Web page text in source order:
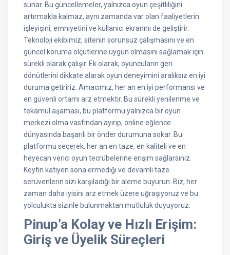
sunar. Bu güncellemeler, yalnızca oyun çeşitliliğini
artırmakla kalmaz, aynı zamanda var olan faaliyetlerin
işleyişini, emniyetini ve kullanıcı ekranını de geliştirir.
Teknoloji ekibimiz, sitenin sorunsuz çalışmasını ve en
güncel koruma ölçütlerine uygun olmasını sağlamak için
sürekli olarak çalışır. Ek olarak, oyuncuların geri
dönütlerini dikkate alarak oyun deneyimini aralıksız en iyi
duruma getiririz. Amacımız, her an en iyi performansı ve
en güvenli ortamı arz etmektir. Bu sürekli yenilenme ve
tekamül aşaması, bu platformu yalnızca bir oyun
merkezi olma vasfından ayırıp, online eğlence
dünyasında başarılı bir önder durumuna sokar. Bu
platformu seçerek, her an en taze, en kaliteli ve en
heyecan verici oyun tecrübelerine erişim sağlarsınız.
Keyfin katiyen sona ermediği ve devamlı taze
serüvenlerin sizi karşıladığı bir aleme buyurun. Biz, her
zaman daha iyisini arz etmek üzere uğraşıyoruz ve bu
yolculukta sizinle bulunmaktan mutluluk duyuyoruz.
Pinup’a Kolay ve Hızlı Erişim:
Giriş ve Üyelik Süreçleri